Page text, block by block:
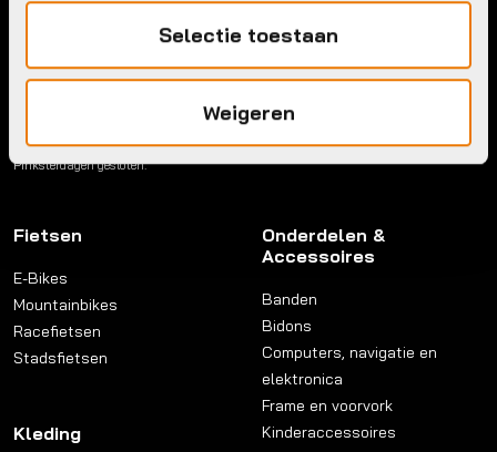
Selectie toestaan
Weigeren
Woensdag:
08:30 - 18:00
Zaterdag:
09:00 - 17:00
Kerstdagen, Nieuwsjaardag, Paasdagen,
Pinksterdagen gesloten.
Links
Privacy beleid
Algemene voorwaarden
Fietsen
E-Bikes
Mountainbikes
Racefietsen
Stadsfietsen
Kleding
Onderdelen &
Accessoires
Banden
Bidons
Computers, navigatie en
elektronica
Frame en voorvork
Kinderaccessoires